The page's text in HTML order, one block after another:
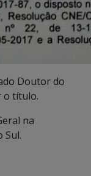
Doutor do
o título.
na
Sul.